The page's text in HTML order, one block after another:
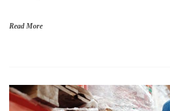
Read More